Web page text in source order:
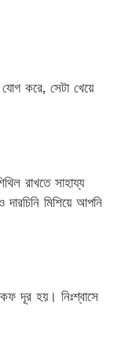
করে, সেটা খেয়ে
রাখতে সাহায্য
দারচিনি মিশিয়ে আপনি
কফ দূর হয়। নিঃশ্বাসে